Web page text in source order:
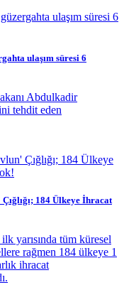
ulaşım süresi 6
Abdulkadir
tehdit eden
184 Ülkeye İhracat
yarısında tüm küresel
rağmen 184 ülkeye 1
ihracat